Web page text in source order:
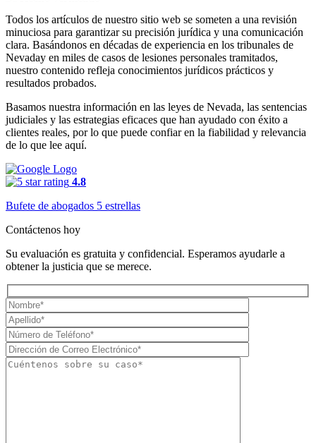
Todos los artículos de nuestro sitio web se someten a una revisión
minuciosa para garantizar su precisión jurídica y una comunicación
clara. Basándonos en décadas de experiencia en los tribunales de
Nevaday en miles de casos de lesiones personales tramitados,
nuestro contenido refleja conocimientos jurídicos prácticos y
resultados probados.
Basamos nuestra información en las leyes de Nevada, las sentencias
judiciales y las estrategias eficaces que han ayudado con éxito a
clientes reales, por lo que puede confiar en la fiabilidad y relevancia
de lo que lee aquí.
4.8
Bufete de abogados 5 estrellas
Contáctenos hoy
Su evaluación es gratuita y confidencial. Esperamos ayudarle a
obtener la justicia que se merece.